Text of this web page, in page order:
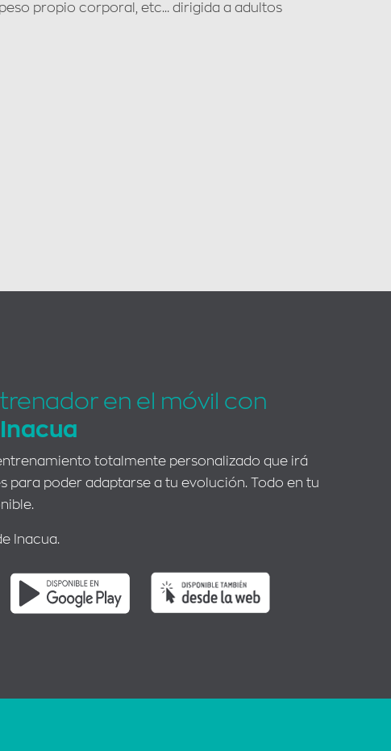
propio corporal, etc… dirigida a adultos
en el móvil con
Inacua
totalmente personalizado que irá
para poder adaptarse a tu evolución. Todo en tu
Inacua.